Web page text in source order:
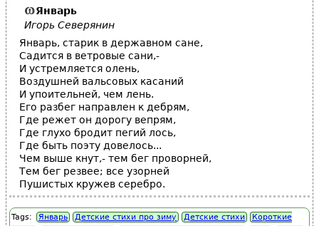
Январь
Игорь Северянин
Январь, старик в державном сане,
Садится в ветровые сани,-
И устремляется олень,
Воздушней вальсовых касаний
И упоительней, чем лень.
Его разбег направлен к дебрям,
Где режет он дорогу вепрям,
Где глухо бродит пегий лось,
Где быть поэту довелось...
Чем выше кнут,- тем бег проворней,
Тем бег резвее; все узорней
Пушистых кружев серебро.
Tags: Январь Детские стихи про зиму Детские стихи
Короткие